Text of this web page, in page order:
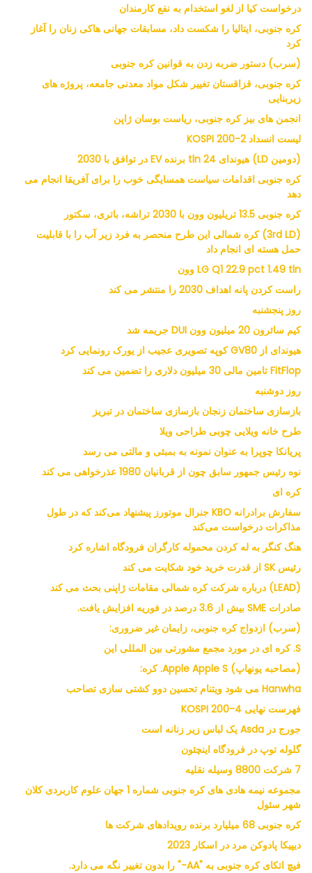
درخواست کیا از لغو استخدام به نفع کارمندان
کره جنوبی، ایتالیا را شکست داد، مسابقات جهانی هاکی زنان را آغاز
کرد
(سرب) دستور ضربه زدن به قوانین کره جنوبی
کره جنوبی، قزاقستان تغییر شکل مواد معدنی جامعه، پروژه های
زیربنایی
انجمن های بیز کره جنوبی، ریاست بوسان ژاپن
لیست انسداد KOSPI 200-2
(دومین LD) هیوندای 24 tln برنده EV در توافق با 2030
کره جنوبی اقدامات سیاست همسایگی خوب را برای آفریقا انجام می
دهد
کره جنوبی 13.5 تریلیون وون با 2030 تراشه، باتری، سکتور
(3rd LD) کره شمالی این طرح منحصر به فرد زیر آب را با قابلیت
حمل هسته ای انجام داد
LG Q1 22.9 pct 1.49 tln وون
راست کردن پانه اهداف 2030 را منتشر می کند
روز پنجشنبه
کیم سائرون 20 میلیون وون DUI جریمه شد
هیوندای از GV80 کوپه تصویری عجیب از یورک رونمایی کرد
FitFlop تامین مالی 30 میلیون دلاری را تضمین می کند
روز دوشنبه
بازسازی ساختمان زنجان بازسازی ساختمان در تبریز
طرح خانه ویلایی چوبی طراحی ویلا
پریانکا چوپرا به عنوان نمونه به بمبئی و مالتی می رسد
نوه رئیس جمهور سابق چون از قربانیان 1980 عذرخواهی می کند
کره ای
سفارش برادرانه KBO جنرال موتورز پیشنهاد می‌کند که در طول
مذاکرات درخواست می‌کند
هنگ کنگر به له کردن محموله کارگران فرودگاه اشاره کرد
رئیس SK از قدرت خرید خود شکایت می کند
(LEAD) درباره شرکت کره شمالی مقامات ژاپنی بحث می کند
صادرات SME بیش از 3.6 درصد در فوریه افزایش یافت.
(سرب) ازدواج کره جنوبی، زایمان غیر ضروری:
S. کره ای در مورد مجمع مشورتی بین المللی این
(مصاحبه یونهاپ) Apple Apple S. کره:
Hanwha می شود ویتنام تحسین دوو کشتی سازی تصاحب
فهرست نهایی KOSPI 200-4
جورج در Asda یک لباس زیر زنانه است
گلوله توپ در فرودگاه اینچئون
7 شرکت 8800 وسیله نقلیه
مجموعه نیمه هادی های کره جنوبی شماره 1 جهان علوم کاربردی کلان
شهر سئول
کره جنوبی 68 میلیارد برنده رویدادهای شرکت ها
دیپیکا پادوکن مرد در اسکار 2023
فیچ اتکای کره جنوبی به "AA-" را بدون تغییر نگه می دارد.